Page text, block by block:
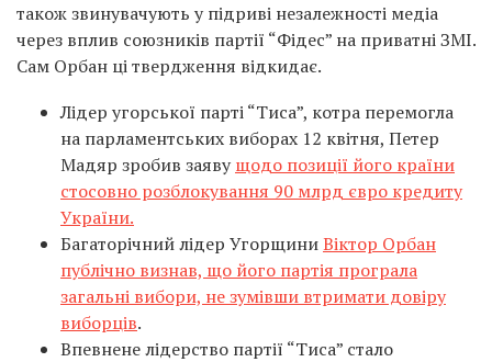
також звинувачують у підриві незалежності медіа
через вплив союзників партії “Фідес” на приватні ЗМІ.
Сам Орбан ці твердження відкидає.
Лідер угорської парті “Тиса”, котра перемогла
на парламентських виборах 12 квітня, Петер
Мадяр зробив заявущодо позиції його країни
стосовно розблокування 90 млрд євро кредиту
України.
Багаторічний лідер УгорщиниВіктор Орбан
публічно визнав, що його партія програла
загальні вибори, не зумівши втримати довіру
виборців.
Впевнене лідерство партії “Тиса” стало